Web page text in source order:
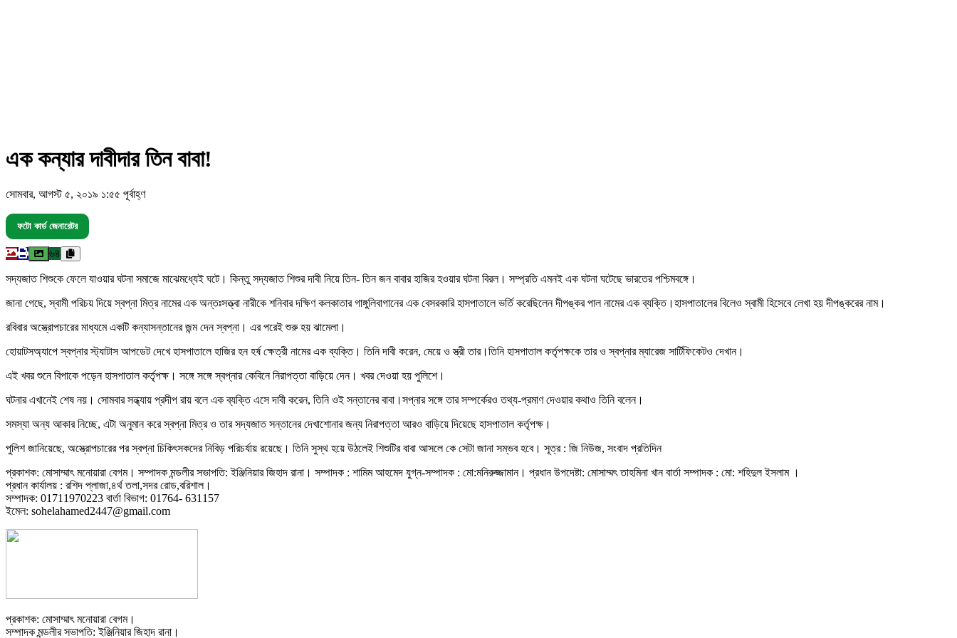
এক কন্যার দাবীদার তিন বাবা!
সোমবার, আগস্ট ৫, ২০১৯ ১:৫৫ পূর্বাহ্ণ
ফটো কার্ড জেনারেটর
৬৪
সদ্যজাত শিশুকে ফেলে যাওয়ার ঘটনা সমাজে মাঝেমধ্যেই ঘটে। কিন্তু সদ্যজাত শিশুর দাবী নিয়ে তিন- তিন জন বাবার হাজির হওয়ার ঘটনা বিরল। সম্প্রতি এমনই এক ঘটনা ঘটেছে ভারতের পশ্চিমবঙ্গে।
জানা গেছে, স্বামী পরিচয় দিয়ে স্বপ্না মিত্র নামের এক অন্তঃসত্ত্বা নারীকে শনিবার দক্ষিণ কলকাতার গাঙ্গুলিবাগানের এক বেসরকারি হাসপাতালে ভর্তি করেছিলেন দীপঙ্কর পাল নামের এক ব্যক্তি।হাসপাতালের বিলেও স্বামী হিসেবে লেখা হয় দীপঙ্করের নাম।
রবিবার অস্ত্রোপচারের মাধ্যমে একটি কন্যাসন্তানের জন্ম দেন স্বপ্না। এর পরেই শুরু হয় ঝামেলা।
হোয়াটসঅ্যাপে স্বপ্নার স্ট্যাটাস আপডেট দেখে হাসপাতালে হাজির হন হর্ষ ক্ষেত্রী নামের এক ব্যক্তি। তিনি দাবী করেন, মেয়ে ও স্ত্রী তার।তিনি হাসপাতাল কর্তৃপক্ষকে তার ও স্বপ্নার ম্যারেজ সার্টিফিকেটও দেখান।
এই খবর শুনে বিপাকে পড়েন হাসপাতাল কর্তৃপক্ষ। সঙ্গে সঙ্গে স্বপ্নার কেবিনে নিরাপত্তা বাড়িয়ে দেন। খবর দেওয়া হয় পুলিশে।
ঘটনার এখানেই শেষ নয়। সোমবার সন্ধ্যায় প্রদীপ রায় বলে এক ব্যক্তি এসে দাবী করেন, তিনি ওই সন্তানের বাবা।সপ্নার সঙ্গে তার সম্পর্কেরও তথ্য-প্রমাণ দেওয়ার কথাও তিনি বলেন।
সমস্যা অন্য আকার নিচ্ছে, এটা অনুমান করে স্বপ্না মিত্র ও তার সদ্যজাত সন্তানের দেখাশোনার জন্য নিরাপত্তা আরও বাড়িয়ে দিয়েছে হাসপাতাল কর্তৃপক্ষ।
পুলিশ জানিয়েছে, অস্ত্রোপচারের পর স্বপ্না চিকিৎসকদের নিবিড় পরিচর্যায় রয়েছে। তিনি সুস্থ হয়ে উঠলেই শিশুটির বাবা আসলে কে সেটা জানা সম্ভব হবে। সূত্র : জি নিউজ, সংবাদ প্রতিদিন
প্রকাশক: মোসাম্মাৎ মনোয়ারা বেগম। সম্পাদক মন্ডলীর সভাপতি: ইঞ্জিনিয়ার জিহাদ রানা। সম্পাদক : শামিম আহমেদ যুগ্ন-সম্পাদক : মো:মনিরুজ্জামান। প্রধান উপদেষ্টা: মোসাম্মৎ তাহমিনা খান বার্তা সম্পাদক : মো: শহিদুল ইসলাম ।
প্রধান কার্যালয় : রশিদ প্লাজা,৪র্থ তলা,সদর রোড,বরিশাল।
সম্পাদক: 01711970223 বার্তা বিভাগ: 01764- 631157
ইমেল: sohelahamed2447@gmail.com
প্রকাশক: মোসাম্মাৎ মনোয়ারা বেগম।
সম্পাদক মন্ডলীর সভাপতি: ইঞ্জিনিয়ার জিহাদ রানা।